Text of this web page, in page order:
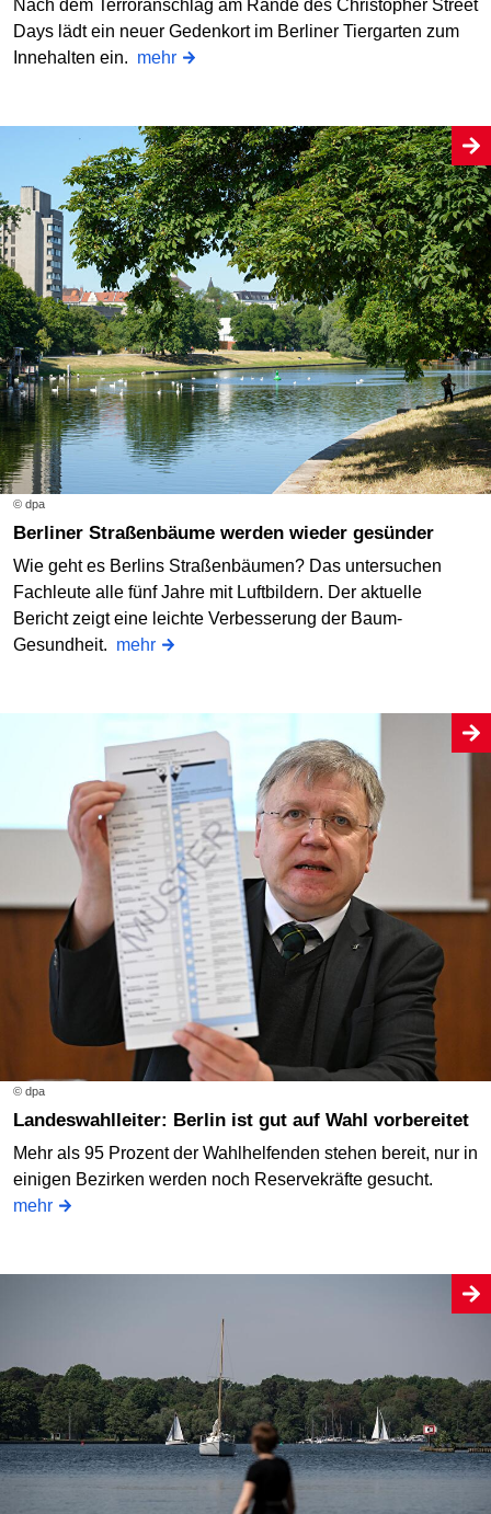
Nach dem Terroranschlag am Rande des Christopher Street
Days lädt ein neuer Gedenkort im Berliner Tiergarten zum
Innehalten ein. mehr
© dpa
Berliner Straßenbäume werden wieder gesünder
Wie geht es Berlins Straßenbäumen? Das untersuchen
Fachleute alle fünf Jahre mit Luftbildern. Der aktuelle
Bericht zeigt eine leichte Verbesserung der Baum-
Gesundheit. mehr
© dpa
Landeswahlleiter: Berlin ist gut auf Wahl vorbereitet
Mehr als 95 Prozent der Wahlhelfenden stehen bereit, nur in
einigen Bezirken werden noch Reservekräfte gesucht.
mehr